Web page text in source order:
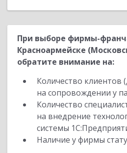
При выборе фирмы-
Красноармейске
обратите внимание на:
Количество клиентов
на сопровождении у
Количество
на внедрение
системы
Наличие у фирмы